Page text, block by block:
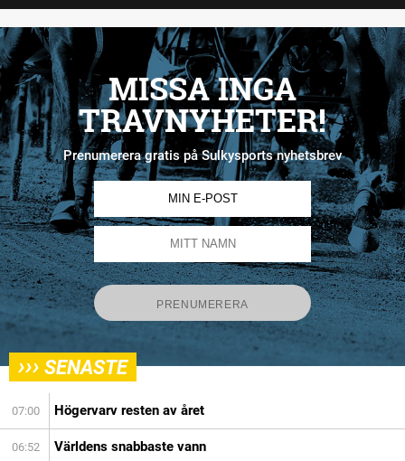
MISSA INGA
TRAVNYHETER!
Prenumerera gratis på Sulkysports nyhetsbrev
››› SENASTE
07:00 Högervarv resten av året
06:52 Världens snabbaste vann